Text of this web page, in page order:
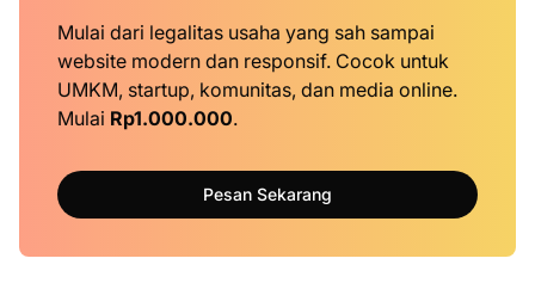
Mulai dari legalitas usaha yang sah sampai
website modern dan responsif. Cocok untuk
UMKM, startup, komunitas, dan media online.
Mulai Rp1.000.000.
Pesan Sekarang